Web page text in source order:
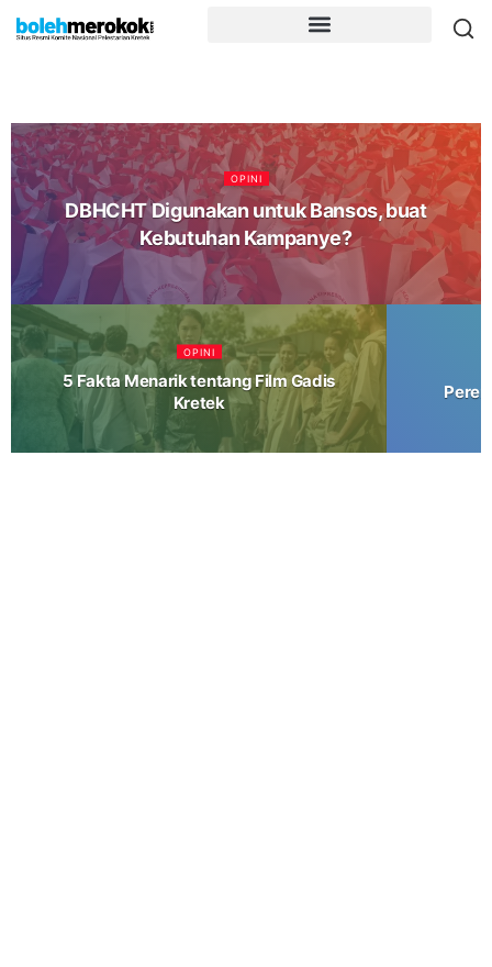
OPINI
DBHCHT Digunakan untuk Bansos, buat
Kebutuhan Kampanye?
OPINI
5 Fakta Menarik tentang Film Gadis
Kretek